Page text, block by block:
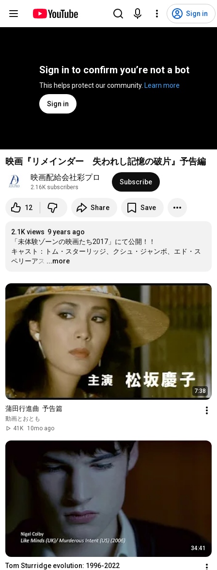
Sign in
Sign in to confirm you’re not a bot
Learn more
Sign in
映画『リメインダー 失われし記憶の破片』予告編
映画配給会社彩プロ
2.16K subscribers
Subscribe
12 Share Save
2.1K views 9 years ago
「未体験ゾーンの映画たち2017」にて公開！！
キャスト：トム・スターリッジ、クシュ・ジャンボ、エド・ス
ペリーアス …
...more
7:38
蒲田行進曲  予告篇
動画とおとも
41K
10mo ago
34:41
Tom Sturridge evolution: 1996-2022